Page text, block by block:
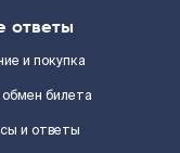
ответы
и покупка
обмен билета
и ответы